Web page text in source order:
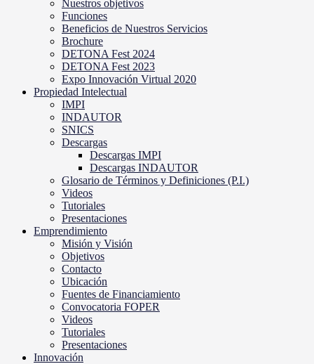
Nuestros objetivos
Funciones
Beneficios de Nuestros Servicios
Brochure
DETONA Fest 2024
DETONA Fest 2023
Expo Innovación Virtual 2020
Propiedad Intelectual
IMPI
INDAUTOR
SNICS
Descargas
Descargas IMPI
Descargas INDAUTOR
Glosario de Términos y Definiciones (P.I.)
Videos
Tutoriales
Presentaciones
Emprendimiento
Misión y Visión
Objetivos
Contacto
Ubicación
Fuentes de Financiamiento
Convocatoria FOPER
Videos
Tutoriales
Presentaciones
Innovación